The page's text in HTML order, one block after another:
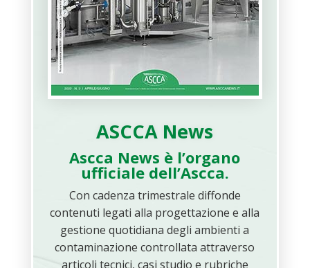
ASCCA News
Ascca News è l’organo
ufficiale dell’Ascca.
Con cadenza trimestrale diffonde
contenuti legati alla progettazione e alla
gestione quotidiana degli ambienti a
contaminazione controllata attraverso
articoli tecnici, casi studio e rubriche